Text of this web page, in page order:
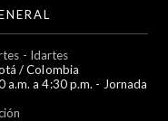
- Idartes
/ Colombia
a.m. a 4:30 p.m. - Jornada